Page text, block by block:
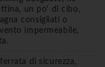
un po' di cibo,
consigliati o
impermeabile,
di sicurezza,